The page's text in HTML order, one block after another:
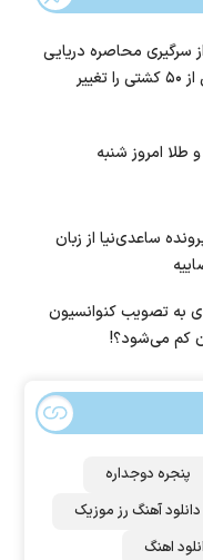
سرگیری محاصره دریایی
ایران، مسیر بیش از ۵۰ کشتی را تغییر
طلا امروز شنبه
ساعدی‌نیا از زبان
به تصویب کنوانسیون
کم می‌شود؟!
پنجره دوجداره
دانلود آهنگ رز‌ موزیک
اهنگ